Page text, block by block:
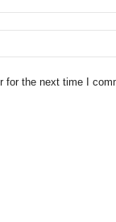
for the next time I